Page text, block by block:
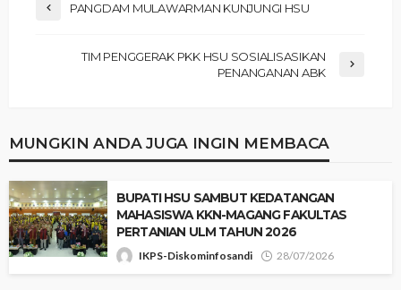
PANGDAM MULAWARMAN KUNJUNGI HSU
TIM PENGGERAK PKK HSU SOSIALISASIKAN
PENANGANAN ABK
MUNGKIN ANDA JUGA INGIN MEMBACA
‎BUPATI HSU SAMBUT KEDATANGAN
MAHASISWA KKN-MAGANG FAKULTAS
PERTANIAN ULM TAHUN 2026 ‎
IKPS-Diskominfosandi 28/07/2026